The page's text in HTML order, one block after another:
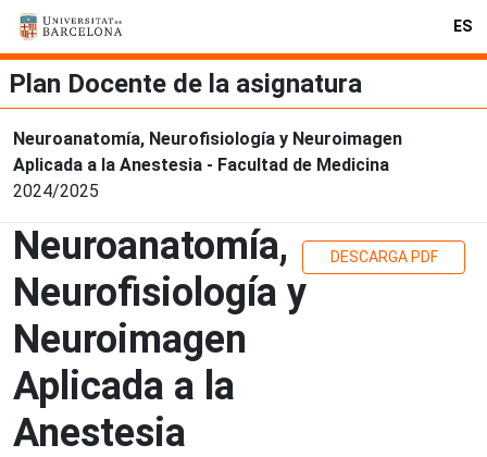
ES
Plan Docente de la asignatura
Neuroanatomía, Neurofisiología y Neuroimagen
Aplicada a la Anestesia - Facultad de Medicina
2024/2025
Neuroanatomía,
Neurofisiología y
Neuroimagen
Aplicada a la
Anestesia
DESCARGA PDF